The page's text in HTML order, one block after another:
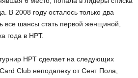
В 2008 году осталось только два
все шансы стать первой женщиной,
года в HPT.
HPT сделает на следующих
Club неподалеку от Сент Пола,